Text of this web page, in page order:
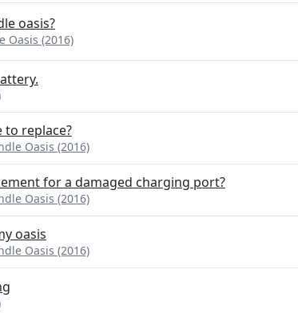
oasis?
Oasis (2016)
to replace?
Oasis (2016)
for a damaged charging port?
Oasis (2016)
oasis
Oasis (2016)